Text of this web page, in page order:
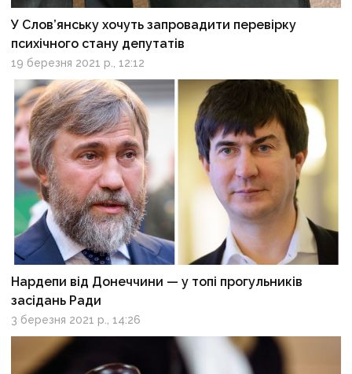
У Слов’янську хочуть запровадити перевірку
психічного стану депутатів
19 березня 2021 р., 12:12
Нардепи від Донеччини — у топі прогульників
засідань Ради
3 березня 2021 р., 14:26